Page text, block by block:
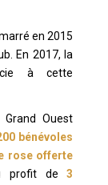
en 2015
En 2017, la
à cette
Ouest
bénévoles
rose offerte
profit de3